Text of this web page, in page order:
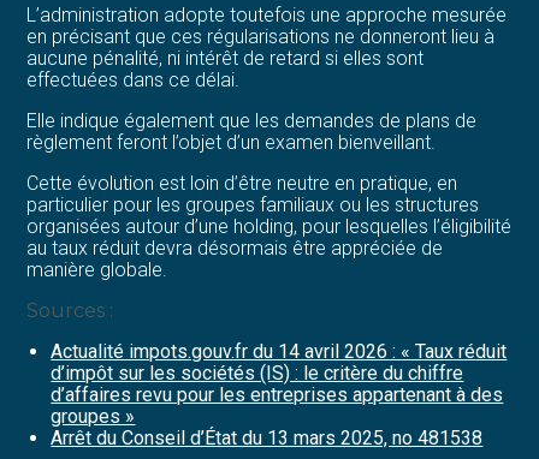
L’administration adopte toutefois une approche mesurée
en précisant que ces régularisations ne donneront lieu à
aucune pénalité, ni intérêt de retard si elles sont
effectuées dans ce délai.
Elle indique également que les demandes de plans de
règlement feront l’objet d’un examen bienveillant.
Cette évolution est loin d’être neutre en pratique, en
particulier pour les groupes familiaux ou les structures
organisées autour d’une holding, pour lesquelles l’éligibilité
au taux réduit devra désormais être appréciée de
manière globale.
Sources :
Actualité impots.gouv.fr du 14 avril 2026 : « Taux réduit
d’impôt sur les sociétés (IS) : le critère du chiffre
d’affaires revu pour les entreprises appartenant à des
groupes »
Arrêt du Conseil d’État du 13 mars 2025, no 481538